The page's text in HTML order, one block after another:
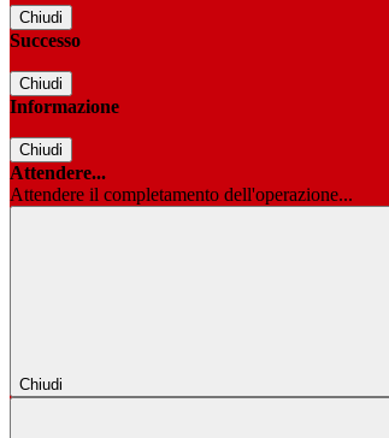
Chiudi
Successo
Chiudi
Informazione
Chiudi
Attendere...
Attendere il completamento dell'operazione...
Chiudi